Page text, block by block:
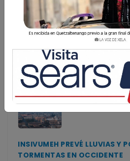
recuerda a los propietarios de
de 2026 vence el plazo para
circulación sin recargos. La
La Superintendencia de
recuerda a los propietarios de
julio de 2026 vence el plazo
de circulación sin recargos. La
hasta...
INSIVUMEH PREVÉ LLUVIAS Y
TORMENTAS EN OCCIDENTE